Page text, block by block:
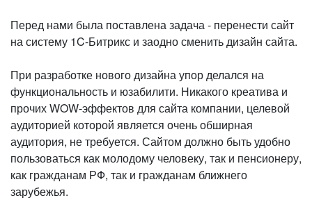
Перед нами была поставлена задача - перенести сайт
на систему 1C-Битрикс и заодно сменить дизайн сайта.
При разработке нового дизайна упор делался на
функциональность и юзабилити. Никакого креатива и
прочих WOW-эффектов для сайта компании, целевой
аудиторией которой является очень обширная
аудитория, не требуется. Сайтом должно быть удобно
пользоваться как молодому человеку, так и пенсионеру,
как гражданам РФ, так и гражданам ближнего
зарубежья.